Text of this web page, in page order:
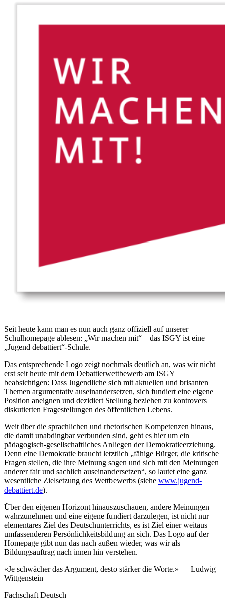
Seit heute kann man es nun auch ganz offiziell auf unserer
Schulhomepage ablesen: „Wir machen mit“ – das ISGY ist eine
„Jugend debattiert“-Schule.
Das entsprechende Logo zeigt nochmals deutlich an, was wir nicht
erst seit heute mit dem Debattierwettbewerb am ISGY
beabsichtigen: Dass Jugendliche sich mit aktuellen und brisanten
Themen argumentativ auseinandersetzen, sich fundiert eine eigene
Position aneignen und dezidiert Stellung beziehen zu kontrovers
diskutierten Fragestellungen des öffentlichen Lebens.
Weit über die sprachlichen und rhetorischen Kompetenzen hinaus,
die damit unabdingbar verbunden sind, geht es hier um ein
pädagogisch-gesellschaftliches Anliegen der Demokratieerziehung.
Denn eine Demokratie braucht letztlich „fähige Bürger, die kritische
Fragen stellen, die ihre Meinung sagen und sich mit den Meinungen
anderer fair und sachlich auseinandersetzen“, so lautet eine ganz
wesentliche Zielsetzung des Wettbewerbs (siehe www.jugend-
debattiert.de).
Über den eigenen Horizont hinauszuschauen, andere Meinungen
wahrzunehmen und eine eigene fundiert darzulegen, ist nicht nur
elementares Ziel des Deutschunterrichts, es ist Ziel einer weitaus
umfassenderen Persönlichkeitsbildung an sich. Das Logo auf der
Homepage gibt nun das nach außen wieder, was wir als
Bildungsauftrag nach innen hin verstehen.
«Je schwächer das Argument, desto stärker die Worte.» — Ludwig
Wittgenstein
Fachschaft Deutsch